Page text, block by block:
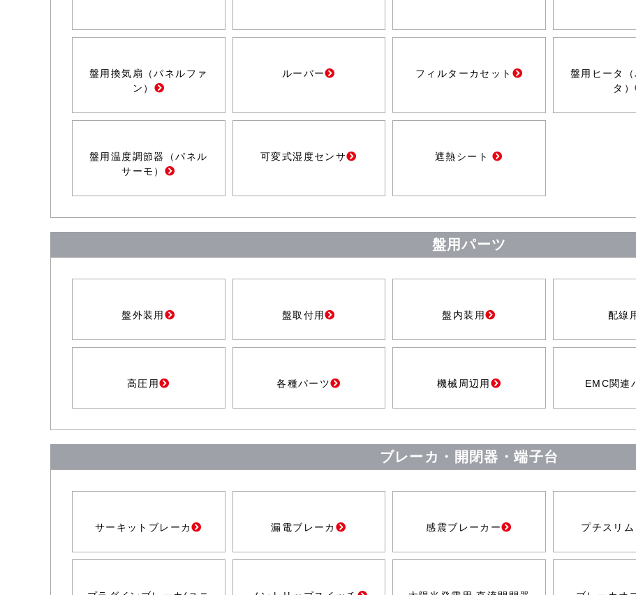
盤用換気扇（パネルファ
ン）
ルーバー フィルターカセット
盤用ヒータ
タ）
盤用温度調節器（パネル
サーモ）
可変式湿度センサ 遮熱シート
盤用パーツ
盤外装用 盤取付用 盤内装用 配線
高圧用 各種パーツ 機械周辺用 EMC関連
ブレーカ・開閉器・端子台
サーキットブレーカ 漏電ブレーカ 感震ブレーカー プチスリ